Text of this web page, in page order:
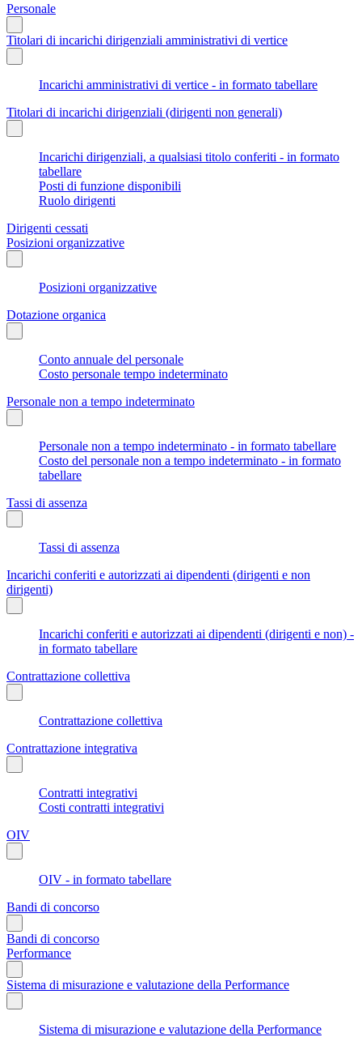
Personale
Titolari di incarichi dirigenziali amministrativi di vertice
Incarichi amministrativi di vertice - in formato tabellare
Titolari di incarichi dirigenziali (dirigenti non generali)
Incarichi dirigenziali, a qualsiasi titolo conferiti - in formato
tabellare
Posti di funzione disponibili
Ruolo dirigenti
Dirigenti cessati
Posizioni organizzative
Posizioni organizzative
Dotazione organica
Conto annuale del personale
Costo personale tempo indeterminato
Personale non a tempo indeterminato
Personale non a tempo indeterminato - in formato tabellare
Costo del personale non a tempo indeterminato - in formato
tabellare
Tassi di assenza
Tassi di assenza
Incarichi conferiti e autorizzati ai dipendenti (dirigenti e non
dirigenti)
Incarichi conferiti e autorizzati ai dipendenti (dirigenti e non) -
in formato tabellare
Contrattazione collettiva
Contrattazione collettiva
Contrattazione integrativa
Contratti integrativi
Costi contratti integrativi
OIV
OIV - in formato tabellare
Bandi di concorso
Bandi di concorso
Performance
Sistema di misurazione e valutazione della Performance
Sistema di misurazione e valutazione della Performance